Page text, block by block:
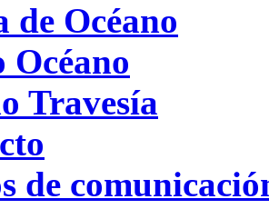
de Océano
Océano
Travesía
de